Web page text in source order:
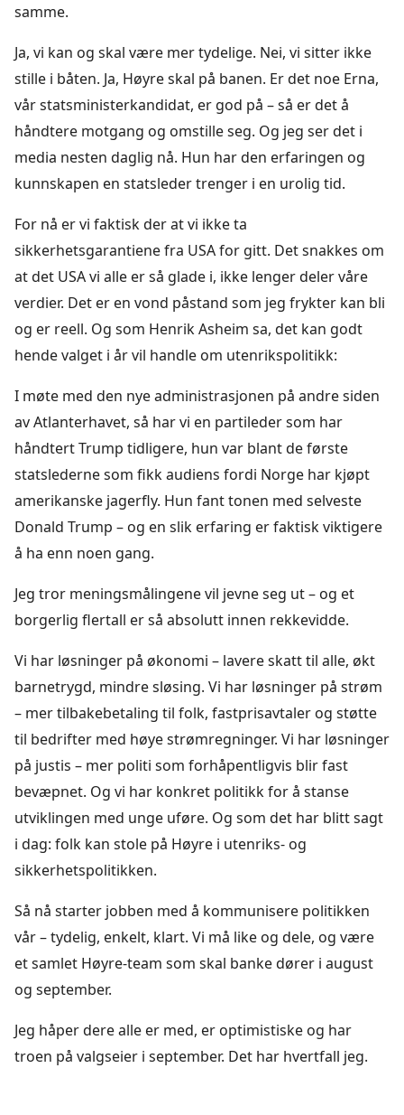
samme.
Ja, vi kan og skal være mer tydelige. Nei, vi sitter ikke
stille i båten. Ja, Høyre skal på banen. Er det noe Erna,
vår statsministerkandidat, er god på – så er det å
håndtere motgang og omstille seg. Og jeg ser det i
media nesten daglig nå. Hun har den erfaringen og
kunnskapen en statsleder trenger i en urolig tid.
For nå er vi faktisk der at vi ikke ta
sikkerhetsgarantiene fra USA for gitt. Det snakkes om
at det USA vi alle er så glade i, ikke lenger deler våre
verdier. Det er en vond påstand som jeg frykter kan bli
og er reell. Og som Henrik Asheim sa, det kan godt
hende valget i år vil handle om utenrikspolitikk:
I møte med den nye administrasjonen på andre siden
av Atlanterhavet, så har vi en partileder som har
håndtert Trump tidligere, hun var blant de første
statslederne som fikk audiens fordi Norge har kjøpt
amerikanske jagerfly. Hun fant tonen med selveste
Donald Trump – og en slik erfaring er faktisk viktigere
å ha enn noen gang.
Jeg tror meningsmålingene vil jevne seg ut – og et
borgerlig flertall er så absolutt innen rekkevidde.
Vi har løsninger på økonomi – lavere skatt til alle, økt
barnetrygd, mindre sløsing. Vi har løsninger på strøm
– mer tilbakebetaling til folk, fastprisavtaler og støtte
til bedrifter med høye strømregninger. Vi har løsninger
på justis – mer politi som forhåpentligvis blir fast
bevæpnet. Og vi har konkret politikk for å stanse
utviklingen med unge uføre. Og som det har blitt sagt
i dag: folk kan stole på Høyre i utenriks- og
sikkerhetspolitikken.
Så nå starter jobben med å kommunisere politikken
vår – tydelig, enkelt, klart. Vi må like og dele, og være
et samlet Høyre-team som skal banke dører i august
og september.
Jeg håper dere alle er med, er optimistiske og har
troen på valgseier i september. Det har hvertfall jeg.